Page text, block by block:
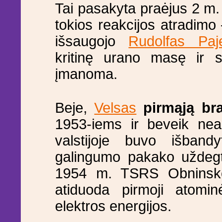
Tai pasakyta praėjus 2
tokios reakcijos
išsaugojo Rudolfas
kritinę urano masę ir
įmanoma.
Beje,Velsas pirmąją
1953-iems ir beveik
valstijoje buvo
galingumo pakako
1954 m. TSRS
atiduoda pirmoji
elektros energijos.